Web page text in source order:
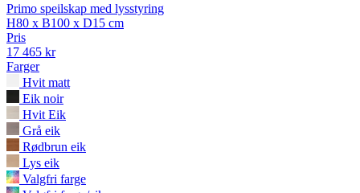
Primo speilskap med lysstyring
H80 x B100 x D15 cm
Pris
17 465 kr
Farger
Hvit matt
Eik noir
Hvit Eik
Grå eik
Rødbrun eik
Lys eik
Valgfri farge